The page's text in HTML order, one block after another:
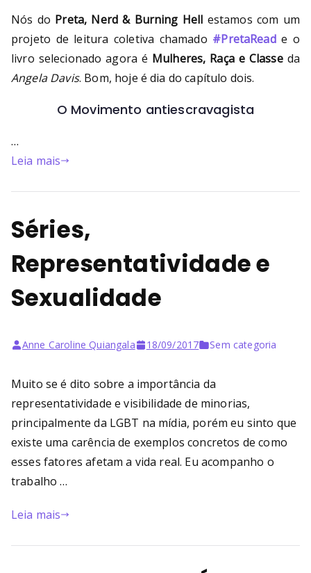
Nós do Preta, Nerd & Burning Hell estamos com um
projeto de leitura coletiva chamado #PretaReade o
livro selecionado agora é Mulheres, Raça e Classe da
Angela Davis. Bom, hoje é dia do capítulo dois.
O Movimento antiescravagista
…
Leia mais
Séries,
Representatividade e
Sexualidade
Anne Caroline Quiangala 18/09/2017 Sem categoria
Muito se é dito sobre a importância da
representatividade e visibilidade de minorias,
principalmente da LGBT na mídia, porém eu sinto que
existe uma carência de exemplos concretos de como
esses fatores afetam a vida real. Eu acompanho o
trabalho …
Leia mais